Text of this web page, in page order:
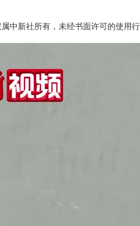
中新社所有，未经书面许可的使用